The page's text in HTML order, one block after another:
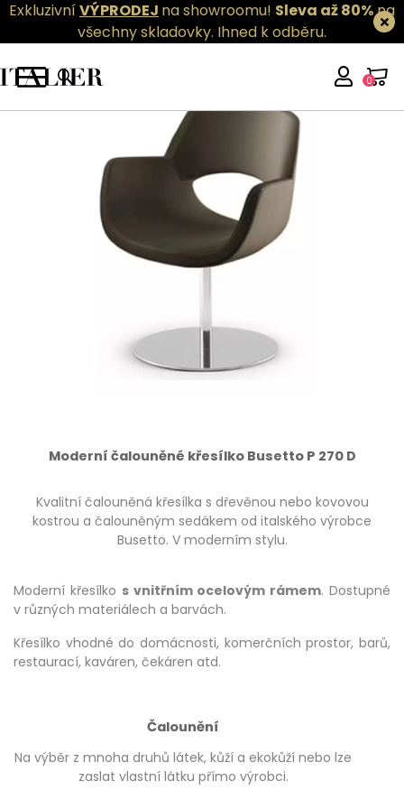
ExkluzivníVÝPRODEJ na showroomu! Sleva až 80%na
všechny skladovky. Ihned k odběru.
0
Moderní čalouněné křesílko Busetto P 270 D
Kvalitní čalouněná křesílka s dřevěnou nebo kovovou
kostrou a čalouněným sedákem od italského výrobce
Busetto. V moderním stylu.
Moderní křesílko s vnitřním ocelovým rámem. Dostupné
v různých materiálech a barvách.
Křesílko vhodné do domácnosti, komerčních prostor, barů,
restaurací, kaváren, čekáren atd.
Čalounění
Na výběr z mnoha druhů látek, kůží a ekokůží nebo lze
zaslat vlastní látku přímo výrobci.